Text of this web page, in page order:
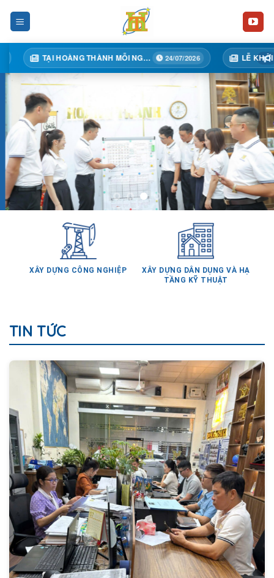
TẠI HOÀNG THÀNH MỖI NGÀY MỘT BƯỚC TIẾN 24/07/2026
XÂY DỰNG CÔNG NGHIỆP
XÂY DỰNG DÂN DỤNG VÀ HẠ
TẦNG KỸ THUẬT
TIN TỨC